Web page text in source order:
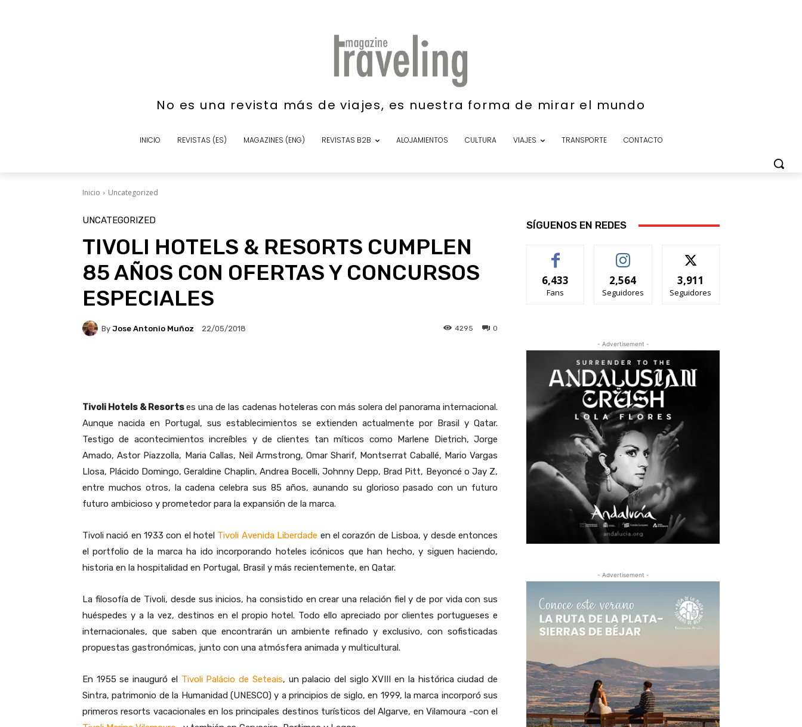
No es una revista más de viajes, es nuestra forma de mirar el mundo
INICIO REVISTAS (ES) MAGAZINES (ENG) REVISTAS B2B ALOJAMIENTOS CULTURA VIAJES TRANSPORTE CONTACTO
Inicio Uncategorized
UNCATEGORIZED
TIVOLI HOTELS & RESORTS CUMPLEN
85 AÑOS CON OFERTAS Y CONCURSOS
ESPECIALES
By Jose Antonio Muñoz 22/05/2018 0
4295
Tivoli Hotels & Resortses una de las cadenas hoteleras con más solera del panorama internacional.
Aunque nacida en Portugal, sus establecimientos se extienden actualmente por Brasil y Qatar.
Testigo de acontecimientos increíbles y de clientes tan míticos como Marlene Dietrich, Jorge
Amado, Astor Piazzolla, Maria Callas, Neil Armstrong, Omar Sharif, Montserrat Caballé, Mario Vargas
Llosa, Plácido Domingo, Geraldine Chaplin, Andrea Bocelli, Johnny Depp, Brad Pitt, Beyoncé o Jay Z,
entre muchos otros, la cadena celebra sus 85 años, aunando su glorioso pasado con un futuro
futuro ambicioso y prometedor para la expansión de la marca.
Tivoli nació en 1933 con el hotel Tivoli Avenida Liberdade en el corazón de Lisboa, y desde entonces
el portfolio de la marca ha ido incorporando hoteles icónicos que han hecho, y siguen haciendo,
historia en la hospitalidad en Portugal, Brasil y más recientemente, en Qatar.
La filosofía de Tivoli, desde sus inicios, ha consistido en crear una relación fiel y de por vida con sus
huéspedes y a la vez, destinos en el propio hotel. Todo ello apreciado por clientes portugueses e
internacionales, que saben que encontrarán un ambiente refinado y exclusivo, con sofisticadas
propuestas gastronómicas, junto con una atmósfera animada y multicultural.
En 1955 se inauguró el Tivoli Palácio de Seteais, un palacio del siglo XVIII en la histórica ciudad de
Sintra, patrimonio de la Humanidad (UNESCO) y a principios de siglo, en 1999, la marca incorporó sus
primeros resorts vacacionales en los principales destinos turísticos del Algarve, en Vilamoura -con el
SÍGUENOS EN REDES
6,433
Fans
2,564
Seguidores
3,911
Seguidores
- Advertisement -
- Advertisement -